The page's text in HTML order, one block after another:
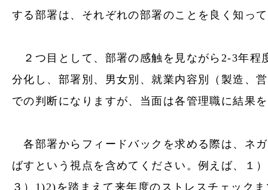
する部署は、それぞれの部署のことを良く知っ
２つ目として、部署の感触を見ながら2-3年
分化し、部署別、男女別、就業内容別（製造、
での判断になりますが、当面は各管理職に結果
各部署からフィードバックを求める際は、ネ
ばすという視点を含めてください。例えば、１
３）1)2)を踏まえて来年度の ストレスチェック